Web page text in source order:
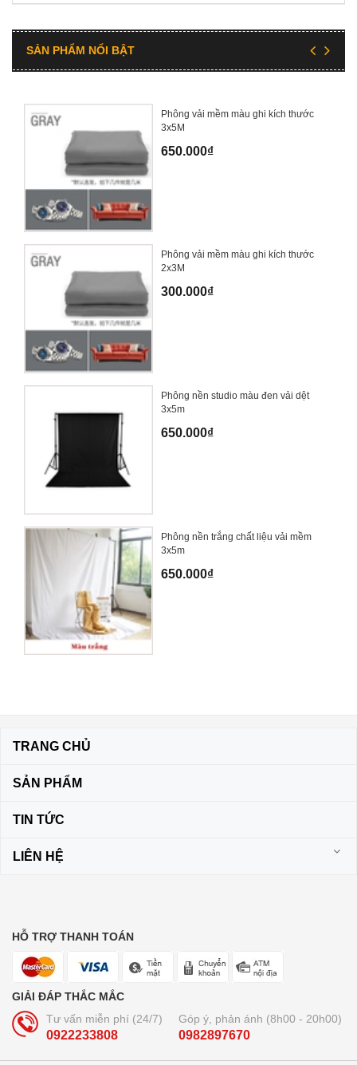
SẢN PHẨM NỔI BẬT
Phông vải mềm màu ghi kích thước
3x5M
650.000₫
Phông vải mềm màu ghi kích thước
2x3M
300.000₫
Phông nền studio màu đen vải dệt
3x5m
650.000₫
Phông nền trắng chất liệu vải mềm
3x5m
650.000₫
TRANG CHỦ
SẢN PHẨM
TIN TỨC
LIÊN HỆ
HỖ TRỢ THANH TOÁN
GIẢI ĐÁP THẮC MẮC
Tư vấn miễn phí (24/7)
0922233808
Góp ý, phản ánh (8h00 - 20h00)
0982897670